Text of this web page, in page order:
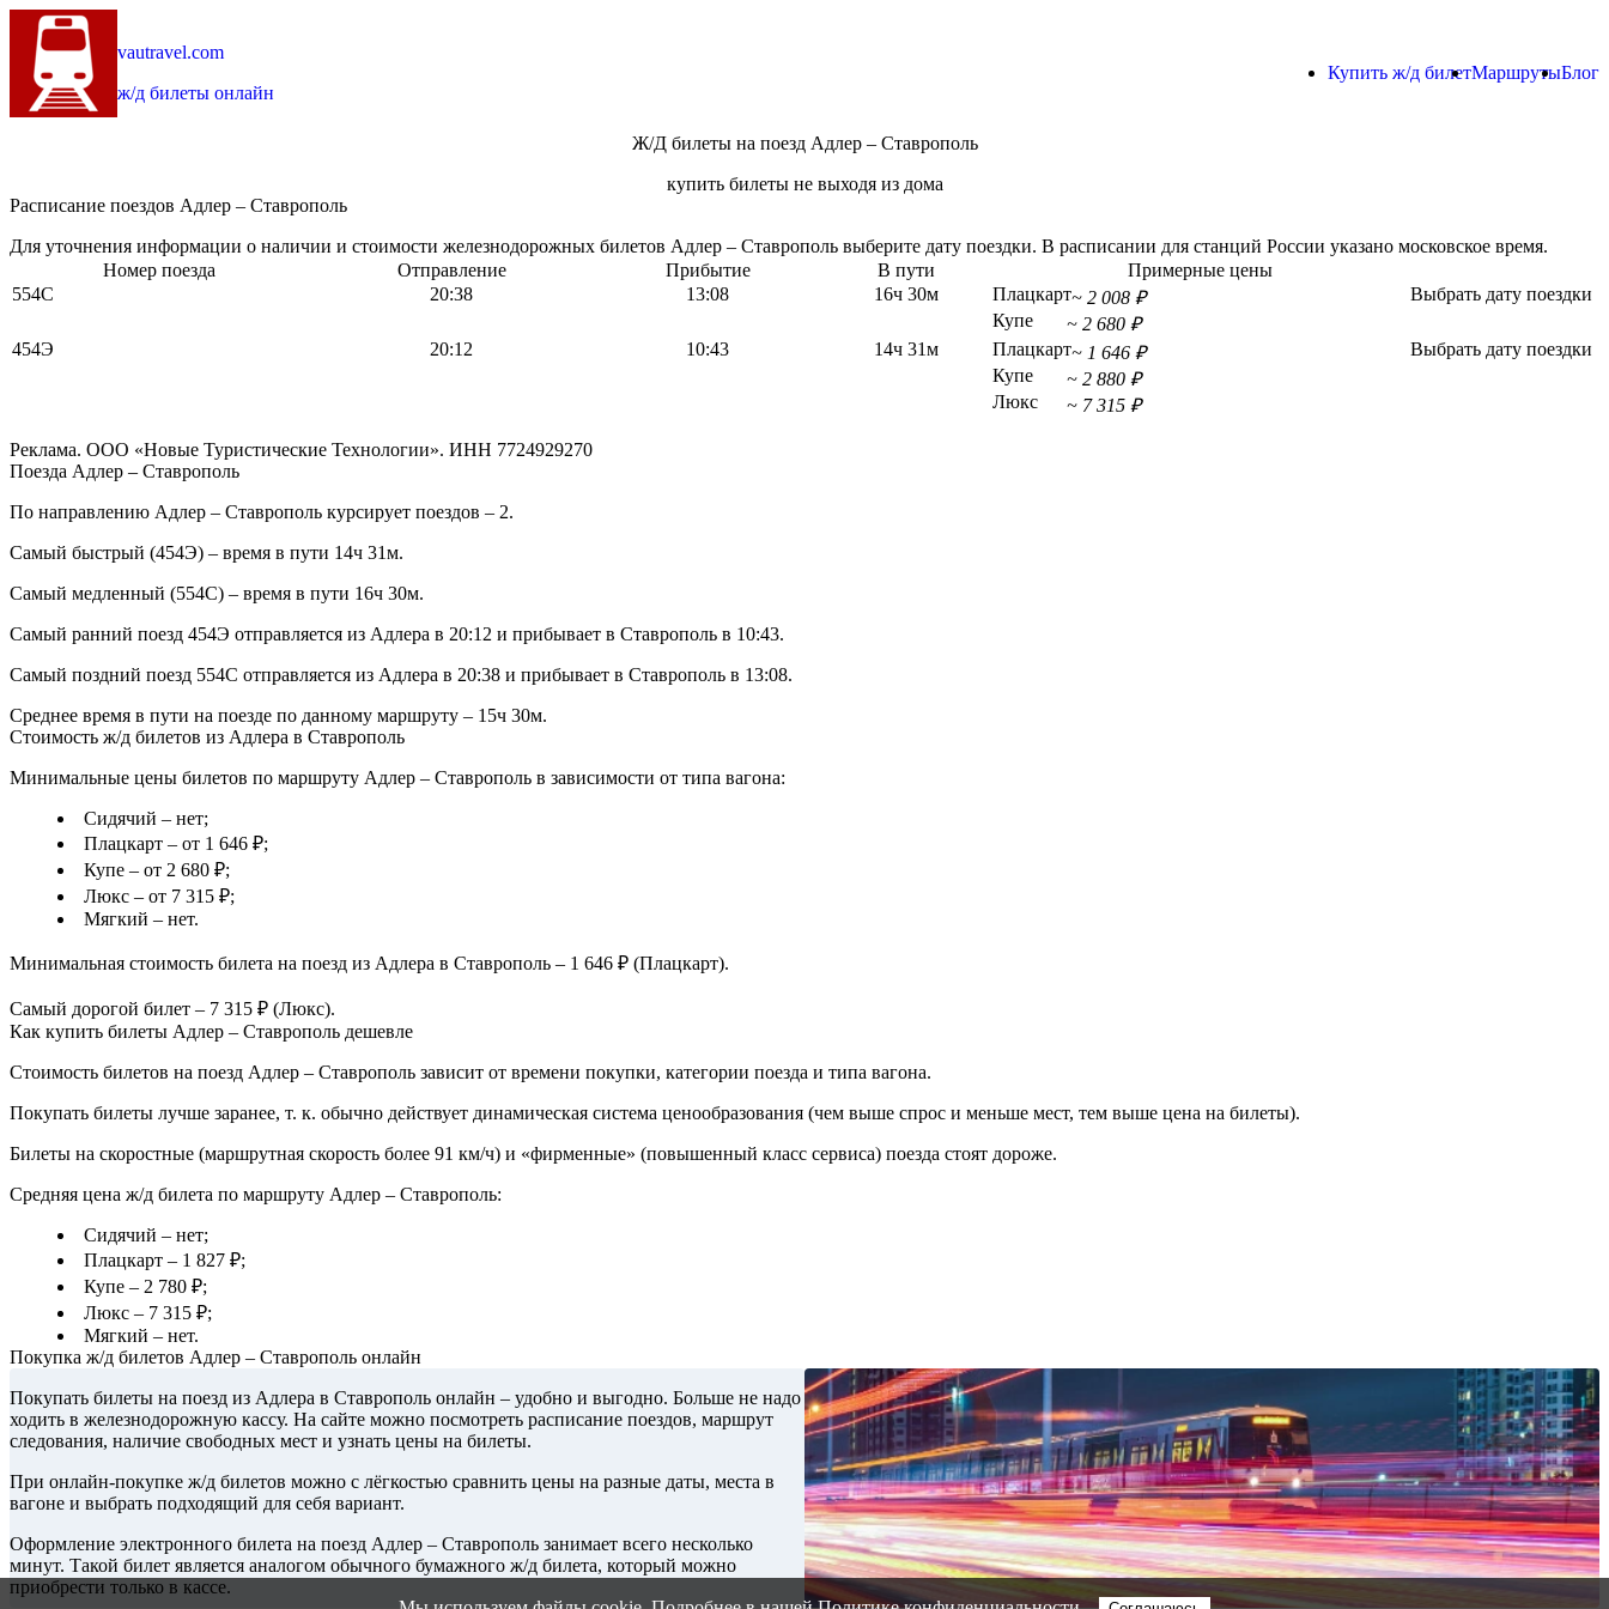
vautravel.com
ж/д билеты онлайн
Купить ж/д билетМаршрутыБлог
Ж/Д билеты на поезд Адлер – Ставрополь
купить билеты не выходя из дома
Расписание поездов Адлер – Ставрополь
Для уточнения информации о наличии и стоимости железнодорожных билетов Адлер – Ставрополь выберите дату поездки. В расписании для станций России указано московское время.
Номер поезда
Отправление Прибытие В пути
Примерные цены
554С
20:38 13:08 16ч 30м Плацкарт~ 2 008 ₽
Купе
~ 2 680 ₽
Выбрать дату поездки
454Э 20:12 10:43 14ч 31м Плацкарт~ 1 646 ₽
Купе
~ 2 880 ₽
Люкс
~ 7 315 ₽
Выбрать дату поездки
Реклама. ООО «Новые Туристические Технологии». ИНН 7724929270
Поезда Адлер – Ставрополь
По направлению Адлер – Ставрополь курсирует поездов – 2.
Самый быстрый (454Э) – время в пути 14ч 31м.
Самый медленный (554С) – время в пути 16ч 30м.
Самый ранний поезд 454Э отправляется из Адлера в 20:12 и прибывает в Ставрополь в 10:43.
Самый поздний поезд 554С отправляется из Адлера в 20:38 и прибывает в Ставрополь в 13:08.
Среднее время в пути на поезде по данному маршруту – 15ч 30м.
Стоимость ж/д билетов из Адлера в Ставрополь
Минимальные цены билетов по маршруту Адлер – Ставрополь в зависимости от типа вагона:
Сидячий – нет;
Плацкарт – от 1 646 ₽;
Купе – от 2 680 ₽;
Люкс – от 7 315 ₽;
Мягкий – нет.
Минимальная стоимость билета на поезд из Адлера в Ставрополь – 1 646 ₽ (Плацкарт).
Самый дорогой билет – 7 315 ₽ (Люкс).
Как купить билеты Адлер – Ставрополь дешевле
Стоимость билетов на поезд Адлер – Ставрополь зависит от времени покупки, категории поезда и типа вагона.
Покупать билеты лучше заранее, т. к. обычно действует динамическая система ценообразования (чем выше спрос и меньше мест, тем выше цена на билеты).
Билеты на скоростные (маршрутная скорость более 91 км/ч) и «фирменные» (повышенный класс сервиса) поезда стоят дороже.
Средняя цена ж/д билета по маршруту Адлер – Ставрополь:
Сидячий – нет;
Плацкарт – 1 827 ₽;
Купе – 2 780 ₽;
Люкс – 7 315 ₽;
Мягкий – нет.
Покупка ж/д билетов Адлер – Ставрополь онлайн
Покупать билеты на поезд из Адлера в Ставрополь онлайн – удобно и выгодно. Больше не надо
ходить в железнодорожную кассу. На сайте можно посмотреть расписание поездов, маршрут
следования, наличие свободных мест и узнать цены на билеты.
При онлайн-покупке ж/д билетов можно с лёгкостью сравнить цены на разные даты, места в
вагоне и выбрать подходящий для себя вариант.
Оформление электронного билета на поезд Адлер – Ставрополь занимает всего несколько
минут. Такой билет является аналогом обычного бумажного ж/д билета, который можно
приобрести только в кассе.